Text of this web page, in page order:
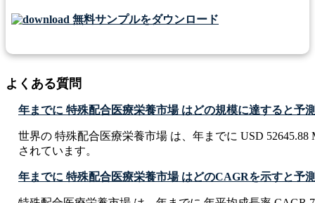
無料サンプルをダウンロード
よくある質問
年までに 特殊配合医療栄養市場 はどの規模に達すると予
世界の 特殊配合医療栄養市場 は、年までに USD 52645.88
されています。
年までに 特殊配合医療栄養市場 はどのCAGRを示すと予